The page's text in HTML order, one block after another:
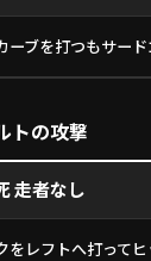
ーブを打つもサー
トの攻撃
走者なし
をレフトへ打って